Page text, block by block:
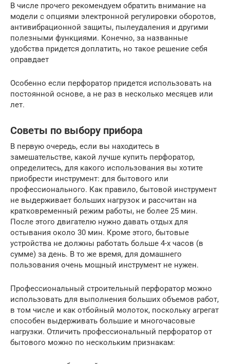
В числе прочего рекомендуем обратить внимание на
модели с опциями электронной регулировки оборотов,
антивибрационной защиты, пылеудаления и другими
полезными функциями. Конечно, за названные
удобства придется доплатить, но такое решение себя
оправдает
Особенно если перфоратор придется использовать на
постоянной основе, а не раз в несколько месяцев или
лет.
Советы по выбору прибора
В первую очередь, если вы находитесь в
замешательстве, какой лучше купить перфоратор,
определитесь, для какого использования вы хотите
приобрести инструмент: для бытового или
профессионального. Как правило, бытовой инструмент
не выдерживает больших нагрузок и рассчитан на
кратковременный режим работы, не более 25 мин.
После этого двигателю нужно давать отдых для
остывания около 30 мин. Кроме этого, бытовые
устройства не должны работать больше 4-х часов (в
сумме) за день. В то же время, для домашнего
пользования очень мощный инструмент не нужен.
Профессиональный строительный перфоратор можно
использовать для выполнения больших объемов работ,
в том числе и как отбойный молоток, поскольку агрегат
способен выдерживать большие и многочасовые
нагрузки. Отличить профессиональный перфоратор от
бытового можно по нескольким признакам: